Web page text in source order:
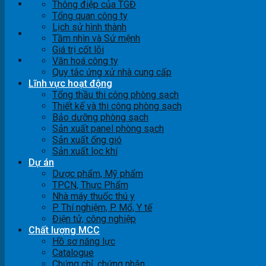
Liên hệ
Thông điệp của TGĐ
Tổng quan công ty
Lịch sử hình thành
Tầm nhìn và Sứ mệnh
Giá trị cốt lõi
Văn hoá công ty
Quy tắc ứng xử nhà cung cấp
Lĩnh vực hoạt động
Tổng thầu thi công phòng sạch
Thiết kế và thi công phòng sạch
Bảo dưỡng phòng sạch
Sản xuất panel phòng sạch
Sản xuất ống gió
Sản xuất lọc khí
Dự án
Dược phẩm, Mỹ phẩm
TPCN, Thực Phẩm
Nhà máy thuốc thú y
P. Thí nghiệm, P. Mổ, Y tế
Điện tử, công nghiệp
Chất lượng MCC
Hồ sơ năng lực
Catalogue